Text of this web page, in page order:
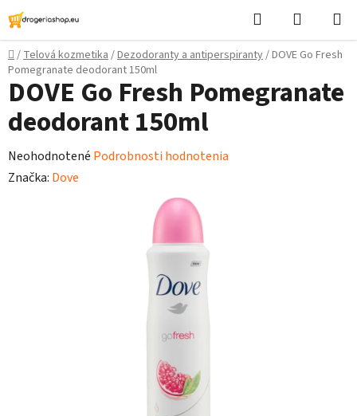
Prejsť
na
obsah
Hľadať
košík
Domov
/Telová kozmetika/Dezodoranty a antiperspiranty/DOVE Go Fresh
Pomegranate deodorant 150ml
DOVE Go Fresh Pomegranate
deodorant 150ml
Priemerné
hodnotenie
Neohodnotené Podrobnosti hodnotenia
Značka: Dove